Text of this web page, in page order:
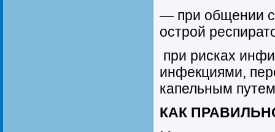
— при общении
острой
при рисках
инфекциями,
капельным
КАК